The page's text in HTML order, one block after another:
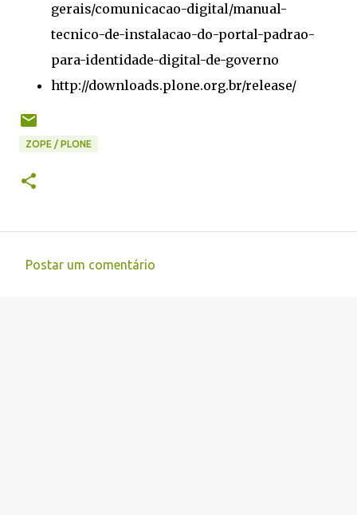
gerais/comunicacao-digital/manual-
tecnico-de-instalacao-do-portal-padrao-
para-identidade-digital-de-governo
http://downloads.plone.org.br/release/
ZOPE / PLONE
Postar um comentário